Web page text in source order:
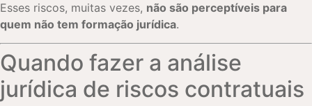
Esses riscos, muitas vezes, não são perceptíveis para
quem não tem formação jurídica.
Quando fazer a análise
jurídica de riscos contratuais